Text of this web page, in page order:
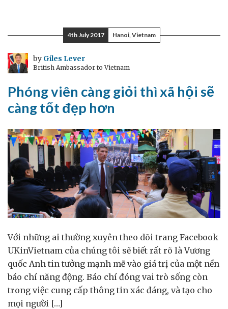
không
chỉ
là
hình
4th July 2017 Hanoi, Vietnam
by Giles Lever
British Ambassador to Vietnam
Phóng viên càng giỏi thì xã hội sẽ
càng tốt đẹp hơn
Với những ai thường xuyên theo dõi trang Facebook
UKinVietnam của chúng tôi sẽ biết rất rõ là Vương
quốc Anh tin tưởng mạnh mẽ vào giá trị của một nền
báo chí năng động. Báo chí đóng vai trò sống còn
trong việc cung cấp thông tin xác đáng, và tạo cho
mọi người […]